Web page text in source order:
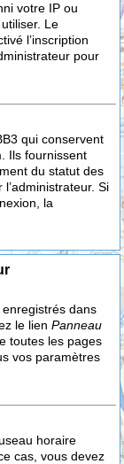
votre IP ou
Le
l’inscription
pour
qui conservent
Ils fournissent
du statut des
Si
la
dans
le lien Panneau
toutes les pages
vos paramètres
horaire
cas, vous devez